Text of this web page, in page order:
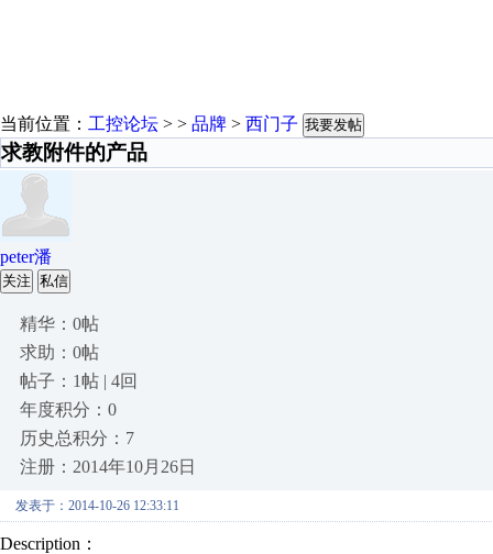
当前位置： 工控论坛 > > 品牌 > 西门子 我要发帖
求教附件的产品
peter潘
关注 私信
精华：0帖
求助：0帖
帖子：1帖 | 4回
年度积分：0
历史总积分：7
注册：2014年10月26日
发表于：2014-10-26 12:33:11
Description：